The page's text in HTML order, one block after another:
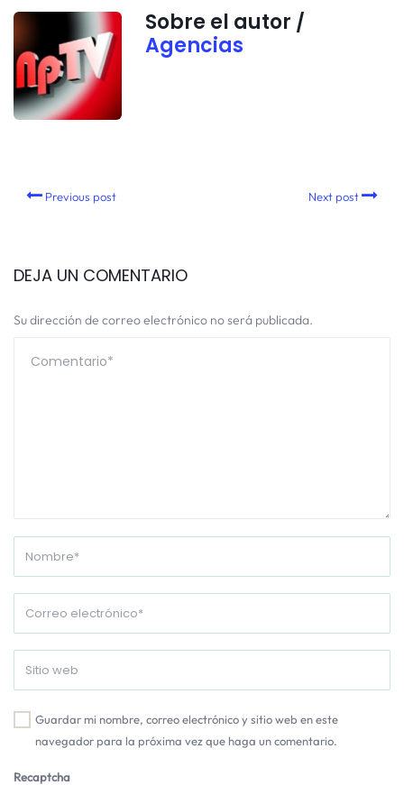
Sobre el autor /
Agencias
Previous post Next post
DEJA UN COMENTARIO
Su dirección de correo electrónico no será publicada.
Guardar mi nombre, correo electrónico y sitio web en este
navegador para la próxima vez que haga un comentario.
Recaptcha